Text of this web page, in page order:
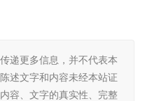
递更多信息，并不代表本
述文字和内容未经本站证
容、文字的真实性、完整